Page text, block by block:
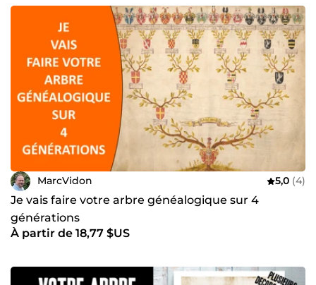
MarcVidon 5,0 (4)
Je vais faire votre arbre généalogique sur 4
générations
À partir de 18,77 $US